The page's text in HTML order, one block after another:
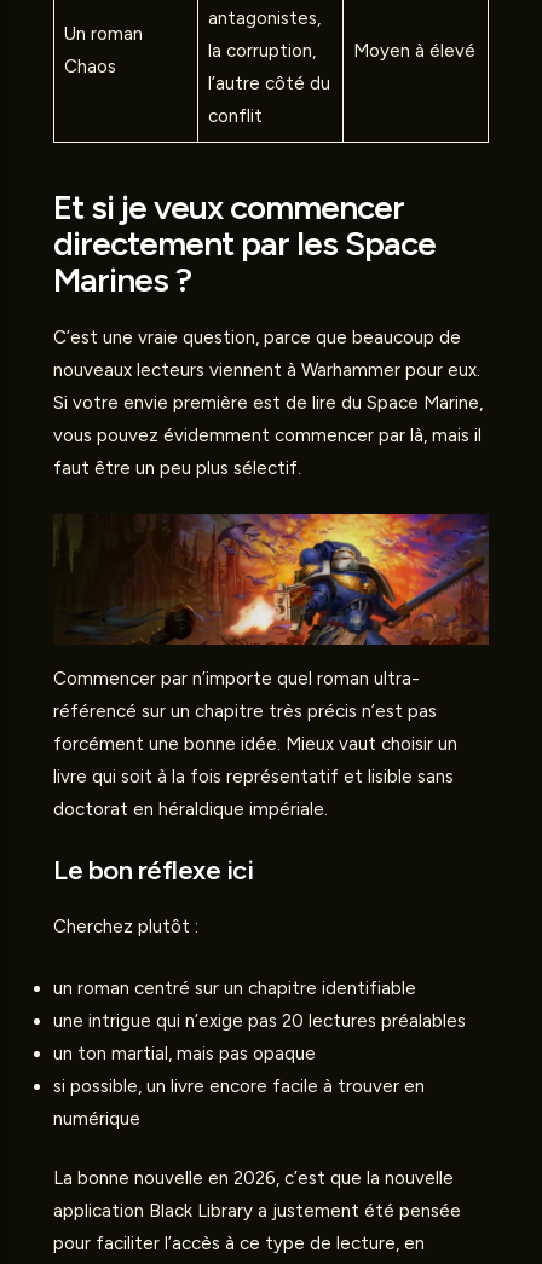
Un roman
Chaos
antagonistes,
la corruption,
l’autre côté du
conflit
Moyen à élevé
Et si je veux commencer
directement par les Space
Marines ?
C’est une vraie question, parce que beaucoup de
nouveaux lecteurs viennent à Warhammer pour eux.
Si votre envie première est de lire du Space Marine,
vous pouvez évidemment commencer par là, mais il
faut être un peu plus sélectif.
Commencer par n’importe quel roman ultra-
référencé sur un chapitre très précis n’est pas
forcément une bonne idée. Mieux vaut choisir un
livre qui soit à la fois représentatif et lisible sans
doctorat en héraldique impériale.
Le bon réflexe ici
Cherchez plutôt :
un roman centré sur un chapitre identifiable
une intrigue qui n’exige pas 20 lectures préalables
un ton martial, mais pas opaque
si possible, un livre encore facile à trouver en
numérique
La bonne nouvelle en 2026, c’est que la nouvelle
application Black Library a justement été pensée
pour faciliter l’accès à ce type de lecture, en